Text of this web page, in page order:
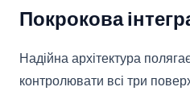
Покрокова
Надійна архітектура
контролювати всі три